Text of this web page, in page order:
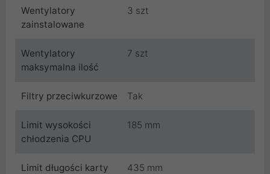
Wentylatory
zainstalowane
3 szt
Wentylatory
maksymalna ilość
7 szt
Filtry przeciwkurzowe Tak
Limit wysokości
chłodzenia CPU
185 mm
Limit długości karty
435 mm